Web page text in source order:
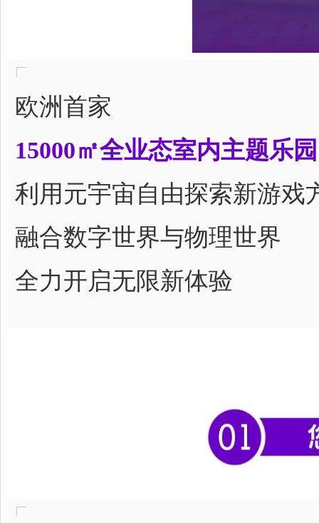
欧洲首家
15000㎡全业态室内主题乐园
利用元宇宙自由探索新游戏
融合数字世界与物理世界
全力开启无限新体验